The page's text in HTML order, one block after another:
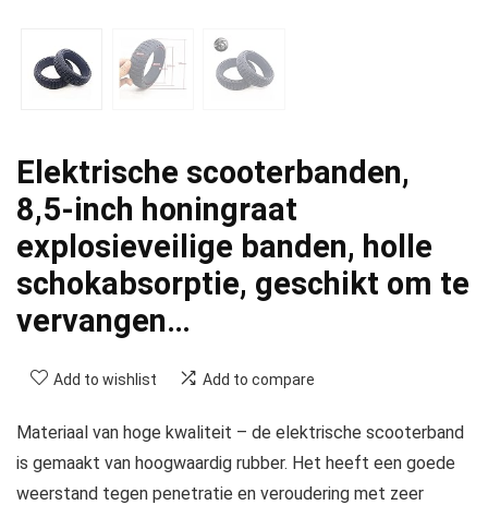
Elektrische scooterbanden,
8,5-inch honingraat
explosieveilige banden, holle
schokabsorptie, geschikt om te
vervangen…
Add to wishlist Add to compare
Materiaal van hoge kwaliteit – de elektrische scooterband
is gemaakt van hoogwaardig rubber. Het heeft een goede
weerstand tegen penetratie en veroudering met zeer